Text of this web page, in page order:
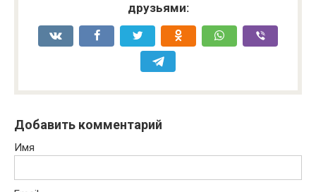
друзьями:
Добавить комментарий
Имя